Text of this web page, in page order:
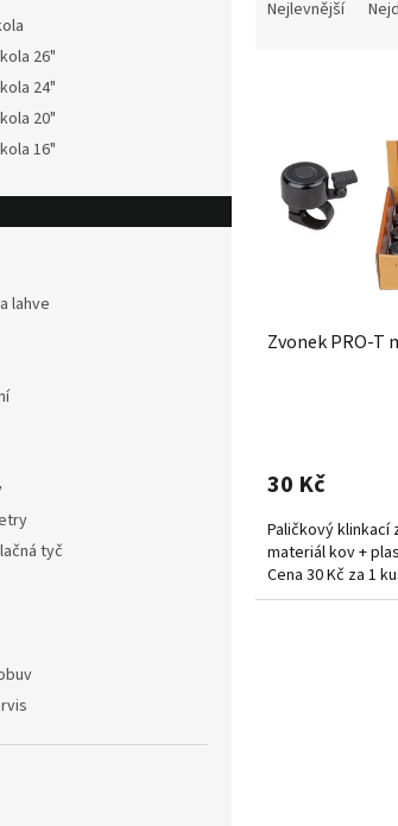
26"
24"
20"
16"
lahve
tyč
Nejlevnější
Zvonek PRO-T
30 Kč
Paličkový klinkací
materiál kov +
Cena 30 Kč za 1